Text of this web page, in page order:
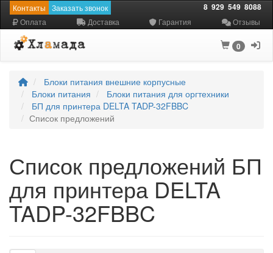
Контакты Заказать звонок 8 929 549 8088
Оплата Доставка Гарантия Отзывы
0
Блоки питания внешние корпусные
Блоки питания
Блоки питания для оргтехники
БП для принтера DELTA TADP-32FBBC
Список предложений
Список предложений БП
для принтера DELTA
TADP-32FBBC